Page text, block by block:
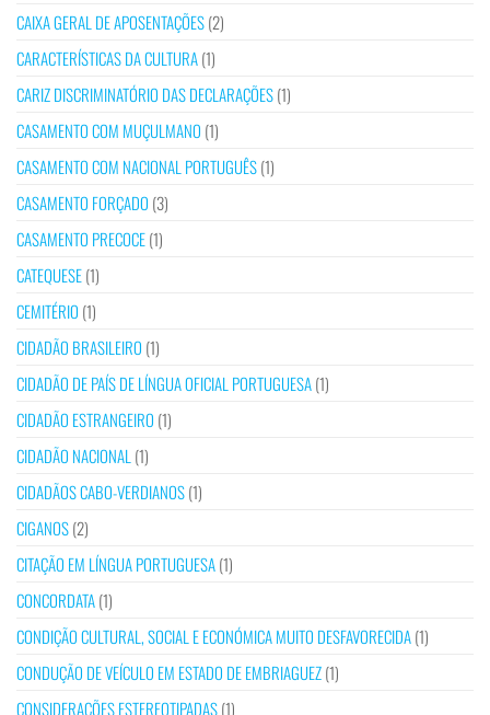
CAIXA GERAL DE APOSENTAÇÕES(2)
CARACTERÍSTICAS DA CULTURA(1)
CARIZ DISCRIMINATÓRIO DAS DECLARAÇÕES(1)
CASAMENTO COM MUÇULMANO (1)
CASAMENTO COM NACIONAL PORTUGUÊS(1)
CASAMENTO FORÇADO (3)
CASAMENTO PRECOCE(1)
CATEQUESE(1)
CEMITÉRIO (1)
CIDADÃO BRASILEIRO (1)
CIDADÃO DE PAÍS DE LÍNGUA OFICIAL PORTUGUESA(1)
CIDADÃO ESTRANGEIRO (1)
CIDADÃO NACIONAL (1)
CIDADÃOS CABO-VERDIANOS(1)
CIGANOS(2)
CITAÇÃO EM LÍNGUA PORTUGUESA(1)
CONCORDATA(1)
CONDIÇÃO CULTURAL, SOCIAL E ECONÓMICA MUITO DESFAVORECIDA(1)
CONDUÇÃO DE VEÍCULO EM ESTADO DE EMBRIAGUEZ(1)
CONSIDERAÇÕES ESTEREOTIPADAS(1)